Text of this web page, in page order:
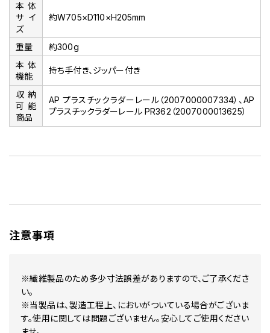
本体
サイ
ズ
約W705×D110×H205mm
重量
約300g
本体
機能
持ち手付き、ジッパー付き
収納
可能
商品
AP プラスチックラダーレール（2007000007334）、AP
プラスチックラダーレール PR362（2007000013625）
注意事項
※繊維製品のため多少寸法誤差がありますので、ご了承くださ
い。
※当製品は、製造工程上、においがついている場合がございま
す。使用に関しては問題ございません。安心してご使用ください